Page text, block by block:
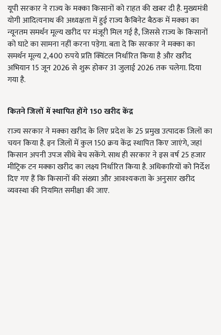
यूपी सरकार ने राज्य के मक्का किसानों को राहत की खबर दी है. मुख्यमंत्री
योगी आदित्यनाथ की अध्यक्षता में हुई राज्य कैबिनेट बैठक में मक्का का
न्यूनतम समर्थन मूल्य खरीद पर मंजूरी मिल गई है, जिससे राज्य के किसानों
को घाटे का सामना नहीं करना पड़ेगा. बता दे कि सरकार ने मक्का का
समर्थन मूल्य 2,400 रुपये प्रति क्विंटल निर्धारित किया है और खरीद
अभियान 15 जून 2026 से शुरू होकर 31 जुलाई 2026 तक चलेगा. दिया
गया है.
कितने जिलों में स्थापित होंगे 150 खरीद केंद्र
राज्य सरकार ने मक्का खरीद के लिए प्रदेश के 25 प्रमुख उत्पादक जिलों का
चयन किया है. इन जिलों में कुल 150 क्रय केंद्र स्थापित किए जाएंगे, जहां
किसान अपनी उपज सीधे बेच सकेंगे. साथ ही सरकार ने इस वर्ष 25 हजार
मीट्रिक टन मक्का खरीद का लक्ष्य निर्धारित किया है. अधिकारियों को निर्देश
दिए गए हैं कि किसानों की संख्या और आवश्यकता के अनुसार खरीद
व्यवस्था की नियमित समीक्षा की जाए.